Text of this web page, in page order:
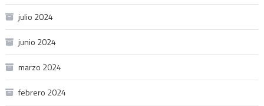
julio 2024
junio 2024
marzo 2024
febrero 2024